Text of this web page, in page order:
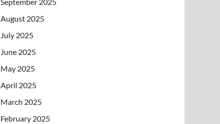
August 2025
July 2025
June 2025
May 2025
April 2025
March 2025
February 2025